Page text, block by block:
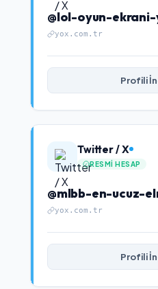
@lol-oyun-
yox.com.tr
Profili
Twitter / X
RESMI HESAP
@mlbb-en-ucuz-
yox.com.tr
Profili